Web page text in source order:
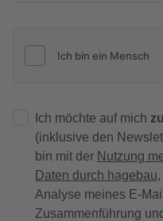
Ich möchte auf mich
(inklusive den
bin mit der Nutzung
Daten durch hagebau
Analyse meines E-
Zusammenführung